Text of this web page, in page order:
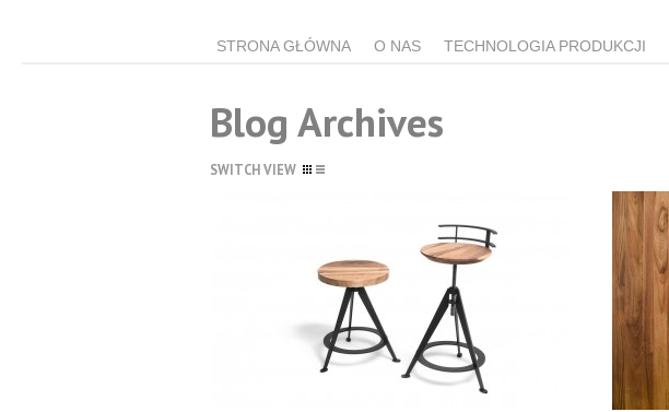
STRONA GŁÓWNA O NAS TECHNOLOGIA PRODUKCJI
Blog Archives
SWITCH VIEW